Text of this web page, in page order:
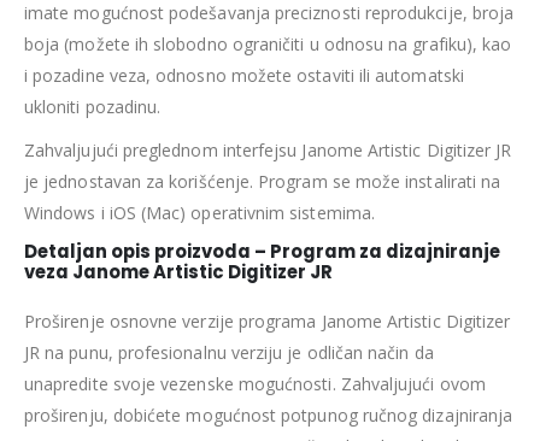
imate mogućnost podešavanja preciznosti reprodukcije, broja
boja (možete ih slobodno ograničiti u odnosu na grafiku), kao
i pozadine veza, odnosno možete ostaviti ili automatski
ukloniti pozadinu.
Zahvaljujući preglednom interfejsu Janome Artistic Digitizer JR
je jednostavan za korišćenje. Program se može instalirati na
Windows i iOS (Mac) operativnim sistemima.
Detaljan opis proizvoda – Program za dizajniranje
veza Janome Artistic Digitizer JR
Proširenje osnovne verzije programa Janome Artistic Digitizer
JR na punu, profesionalnu verziju je odličan način da
unapredite svoje vezenske mogućnosti. Zahvaljujući ovom
proširenju, dobićete mogućnost potpunog ručnog dizajniranja